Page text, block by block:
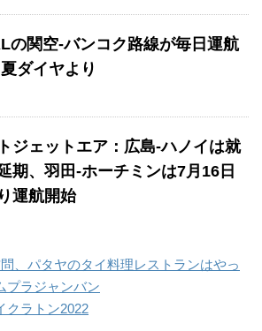
の関空-バンコク路線が毎日運航
ダイヤより
ジェットエア：広島-ハノイは就
期、羽田-ホーチミンは7月16日
運航開始
、パタヤのタイ料理レストランはやっ
プラジャンバン
クラトン2022